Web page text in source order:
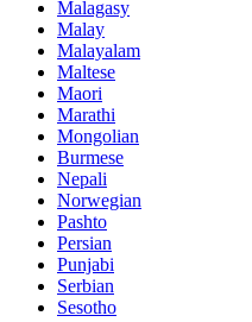
Malagasy
Malay
Malayalam
Maltese
Maori
Marathi
Mongolian
Burmese
Nepali
Norwegian
Pashto
Persian
Punjabi
Serbian
Sesotho